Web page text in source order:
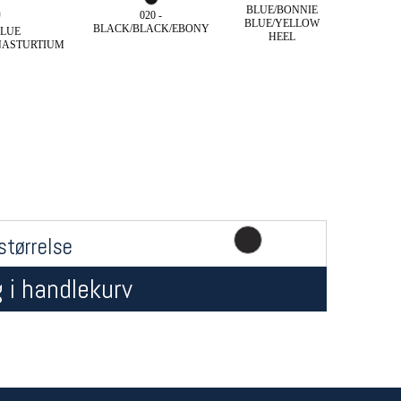
020 -
BLACK/BLACK/EBONY
BLUE/BONNIE
BLUE/YELLOW
HEEL
i handlekurv
Åpningstider butikk
11-18
11-16